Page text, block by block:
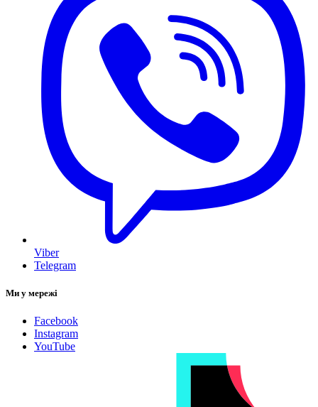
Viber
Telegram
Ми у мережі
Facebook
Instagram
YouTube